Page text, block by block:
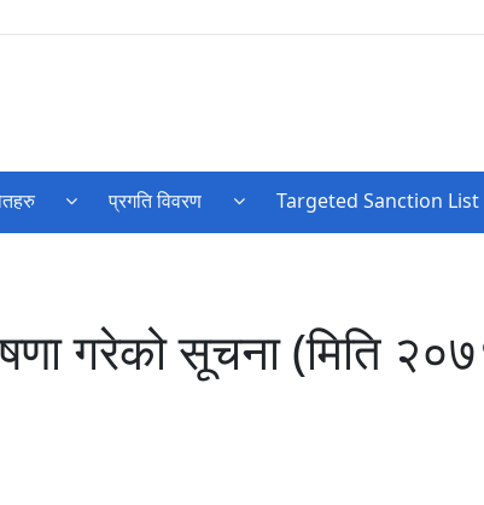
प्रगति विवरण Targeted Sanction List
गरेको सूचना (मिति